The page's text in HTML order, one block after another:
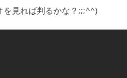
を見れば判るかな？;;;^^)